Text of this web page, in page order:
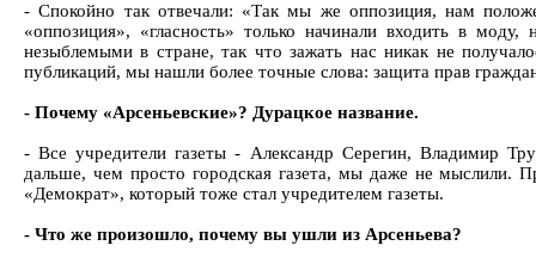
- Спокойно так отвечали: «Так мы же оппозиция, нам
«оппозиция», «гласность» только начинали входить в
незыблемыми в стране, так что зажать нас никак не
публикаций, мы нашли более точные слова: защита прав
- Почему «Арсеньевские»? Дурацкое название.
- Все учредители газеты - Александр Серегин, Владимир
дальше, чем просто городская газета, мы даже не мыслили.
«Демократ», который тоже стал учредителем газеты.
- Что же произошло, почему вы ушли из Арсеньева?